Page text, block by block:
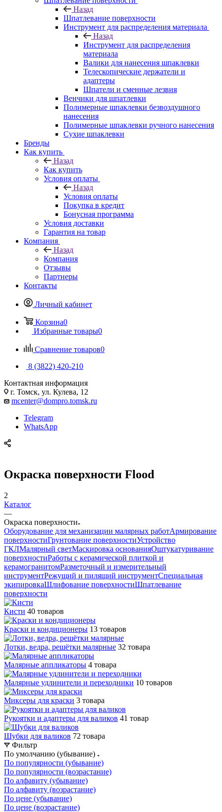
Назад
Шпатлевание поверхности
Инструмент для распределения материала
Назад
Инструмент для распределения
материала
Валики для нанесения шпаклевки
Телескопические держатели и
адаптеры
Шпатели и сменные лезвия
Венчики для шпатлевки
Полимерные шпаклевки безвоздушного
нанесения
Полимерные шпаклевки ручного нанесения
Сухие шпаклевки
Бренды
Как купить
Назад
Как купить
Условия оплаты
Назад
Условия оплаты
Покупка в кредит
Бонусная программа
Условия доставки
Гарантия на товар
Компания
Назад
Компания
Отзывы
Партнеры
Контакты
Личный кабинет
Корзина0
Избранные товары0
Сравнение товаров0
8 (3822) 420-210
Контактная информация
г. Томск, ул. Кулева, 12
mcenter@dompro.tomsk.ru
Telegram
WhatsApp
Окраска поверхности Flood
2
Каталог
—
Окраска поверхности
Оборудование для механизации малярных работАрмирование
поверхностиГрунтование поверхностиУстройство
ГКЛМалярный светМаскировка основанияОштукатуривание
поверхностиРаботы с керамической плиткой и
керамогранитомРазметочный и измерительный
инструментРежущий и пилящий инструментСпециальная
экипировкаШлифование поверхностиШпатлевание
поверхности
Кисти 40 товаров
Краски и кондиционеры 13 товаров
Лотки, ведра, решётки малярные 32 товара
Малярные аппликаторы 4 товара
Малярные удлинители и переходники 10 товаров
Миксеры для краски 3 товара
Рукоятки и адаптеры для валиков 41 товар
Шубки для валиков 72 товара
Фильтр
По умолчанию (убывание)
По популярности (убывание)
По популярности (возрастание)
По алфавиту (убывание)
По алфавиту (возрастание)
По цене (убывание)
По цене (возрастание)